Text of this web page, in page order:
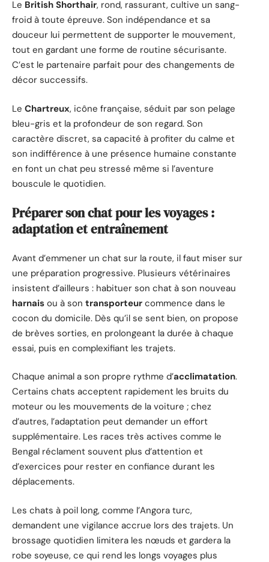
Le British Shorthair, rond, rassurant, cultive un sang-
froid à toute épreuve. Son indépendance et sa
douceur lui permettent de supporter le mouvement,
tout en gardant une forme de routine sécurisante.
C’est le partenaire parfait pour des changements de
décor successifs.
Le Chartreux, icône française, séduit par son pelage
bleu-gris et la profondeur de son regard. Son
caractère discret, sa capacité à profiter du calme et
son indifférence à une présence humaine constante
en font un chat peu stressé même si l’aventure
bouscule le quotidien.
Préparer son chat pour les voyages :
adaptation et entraînement
Avant d’emmener un chat sur la route, il faut miser sur
une préparation progressive. Plusieurs vétérinaires
insistent d’ailleurs : habituer son chat à son nouveau
harnais ou à son transporteur commence dans le
cocon du domicile. Dès qu’il se sent bien, on propose
de brèves sorties, en prolongeant la durée à chaque
essai, puis en complexifiant les trajets.
Chaque animal a son propre rythme d’acclimatation.
Certains chats acceptent rapidement les bruits du
moteur ou les mouvements de la voiture ; chez
d’autres, l’adaptation peut demander un effort
supplémentaire. Les races très actives comme le
Bengal réclament souvent plus d’attention et
d’exercices pour rester en confiance durant les
déplacements.
Les chats à poil long, comme l’Angora turc,
demandent une vigilance accrue lors des trajets. Un
brossage quotidien limitera les nœuds et gardera la
robe soyeuse, ce qui rend les longs voyages plus